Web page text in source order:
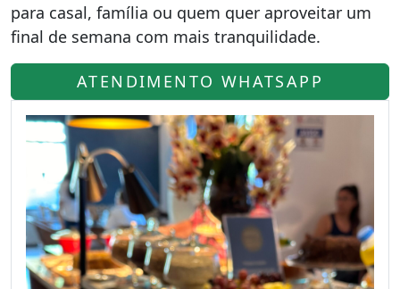
para casal, família ou quem quer aproveitar um
final de semana com mais tranquilidade.
ATENDIMENTO WHATSAPP